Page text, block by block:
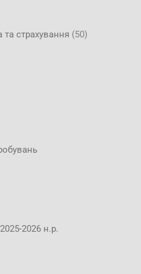
та страхування (50)
2026 н.р.